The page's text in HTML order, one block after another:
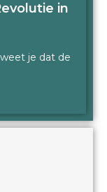
in
je dat de